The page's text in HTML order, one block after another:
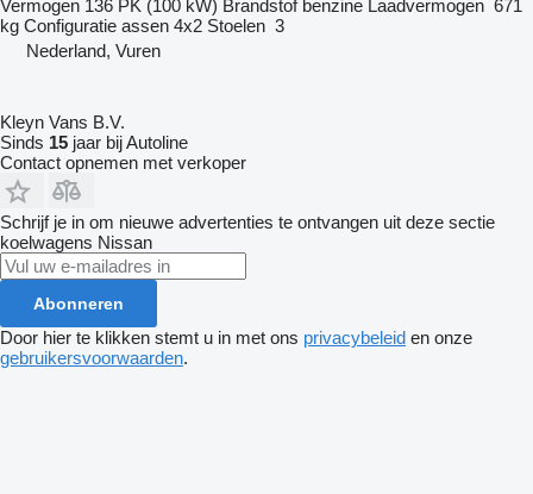
Vermogen 136 PK (100 kW) Brandstof benzine Laadvermogen 671
kg Configuratie assen 4x2 Stoelen 3
Nederland, Vuren
Kleyn Vans B.V.
Sinds 15 jaar bij Autoline
Contact opnemen met verkoper
Schrijf je in om nieuwe advertenties te ontvangen uit deze sectie
koelwagens Nissan
Abonneren
Door hier te klikken stemt u in met ons privacybeleid en onze
gebruikersvoorwaarden.